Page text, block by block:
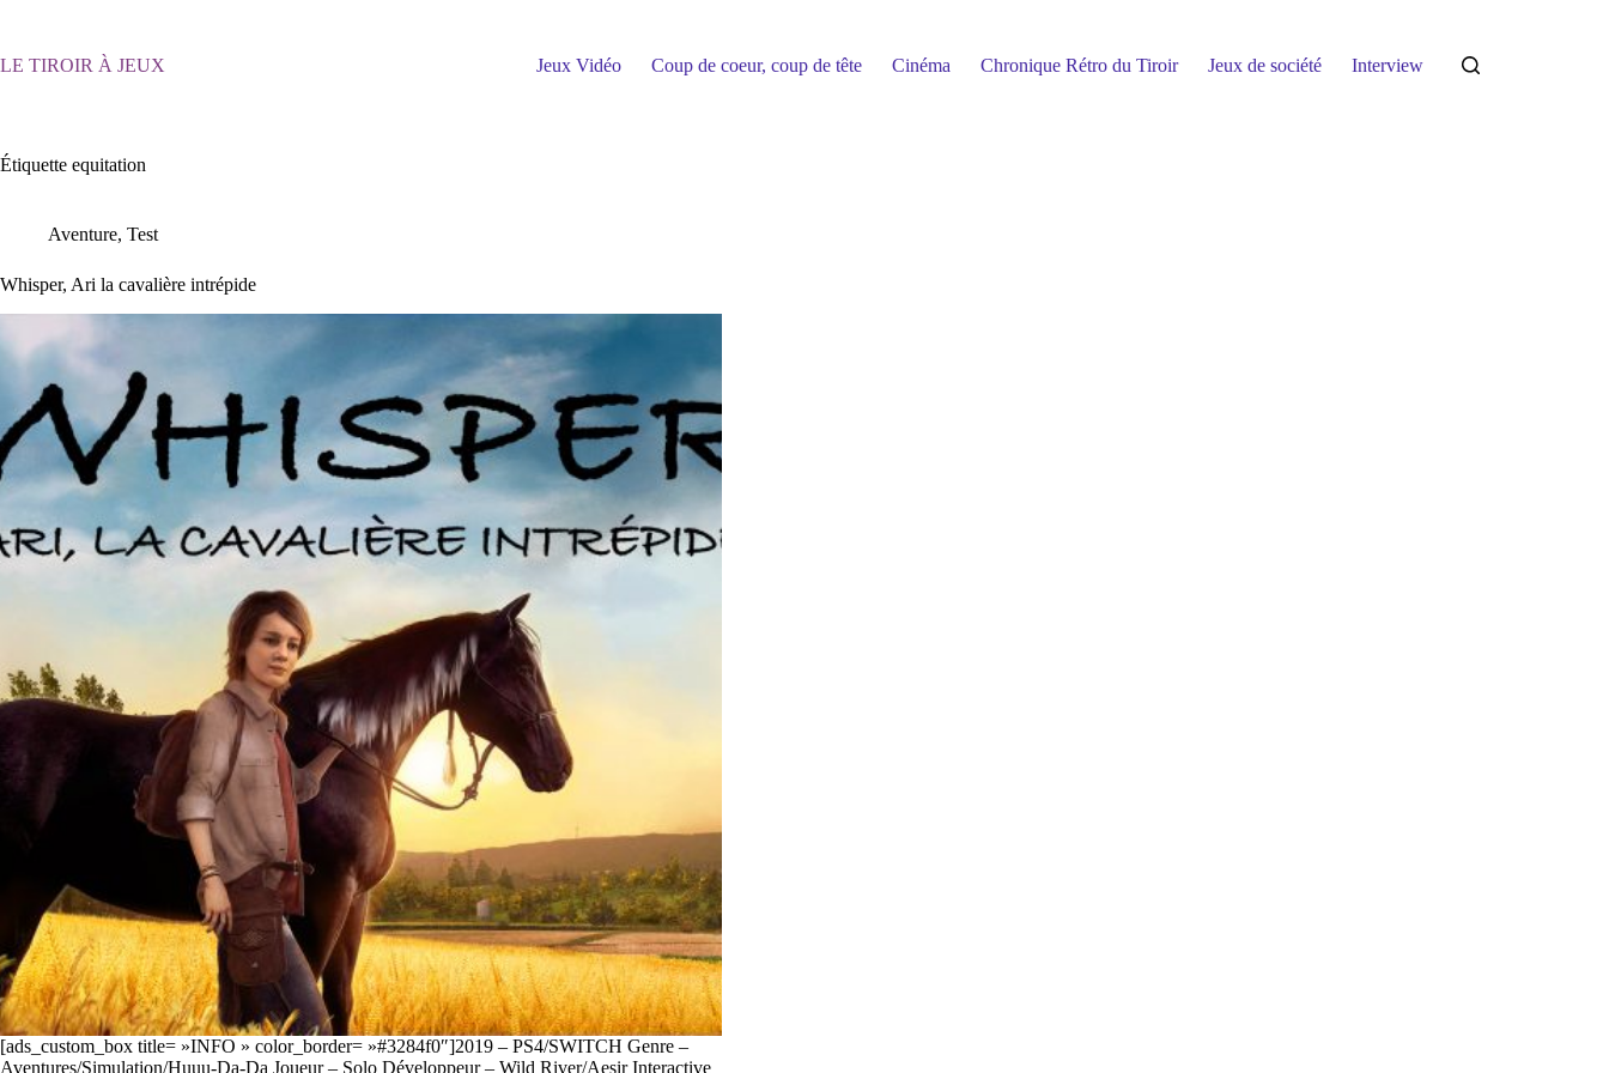
LE TIROIR À JEUX Jeux Vidéo Coup de coeur, coup de tête Cinéma Chronique Rétro du Tiroir Jeux de société Interview
Étiquette equitation
Aventure, Test
Whisper, Ari la cavalière intrépide
[ads_custom_box title= »INFO » color_border= »#3284f0″]2019 – PS4/SWITCH Genre –
Aventures/Simulation/Huuu-Da-Da Joueur – Solo Développeur – Wild River/Aesir Interactive